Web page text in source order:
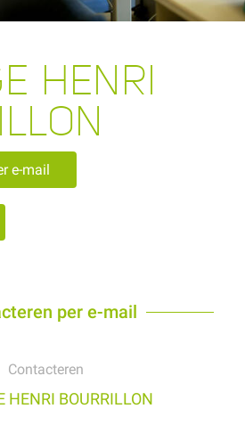
HENRI
e-mail
per e-mail
Contacteren
HENRI BOURRILLON